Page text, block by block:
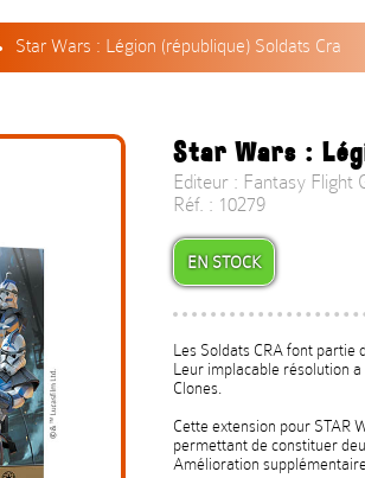
Star Wars : Légion (république) Soldats Cra
Star Wars :
Editeur : Fantasy Flight
Réf. : 10279
EN STOCK
Les Soldats CRA font partie
Leur implacable résolution
Clones.
Cette extension pour STAR
permettant de constituer
Amélioration